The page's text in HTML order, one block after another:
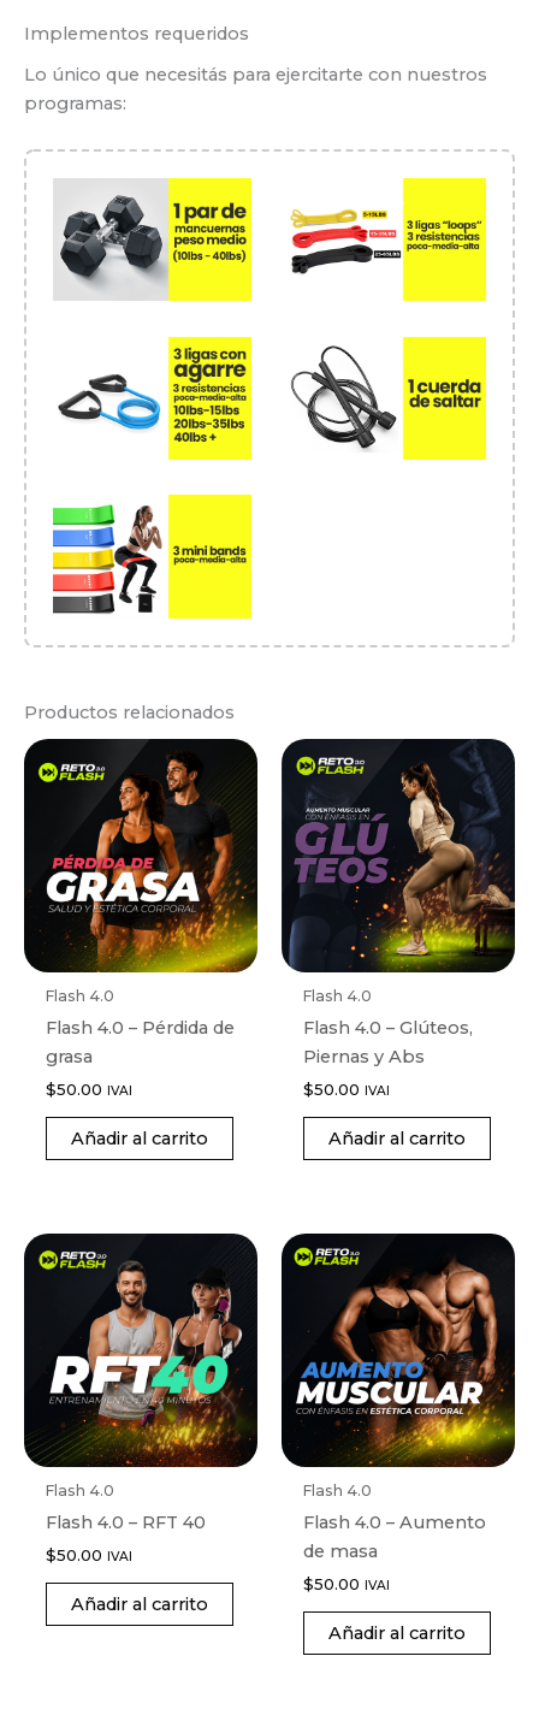
Implementos requeridos
Lo único que necesitás para ejercitarte con nuestros
programas:
Productos relacionados
Flash 4.0
Flash 4.0 – Pérdida de
grasa
$50.00 IVAI
Añadir al carrito
Flash 4.0
Flash 4.0 – Glúteos,
Piernas y Abs
$50.00 IVAI
Añadir al carrito
Flash 4.0
Flash 4.0 – RFT 40
$50.00 IVAI
Añadir al carrito
Flash 4.0
Flash 4.0 – Aumento
de masa
$50.00 IVAI
Añadir al carrito